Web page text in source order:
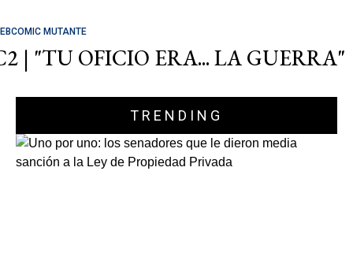
MUTANTE
| "TU OFICIO ERA... LA GUERRA"
TRENDING